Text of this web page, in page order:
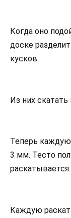
Когда оно
доске
кусков.
Из них
Теперь каждую
3 мм. Тесто
раскатывается.
Каждую